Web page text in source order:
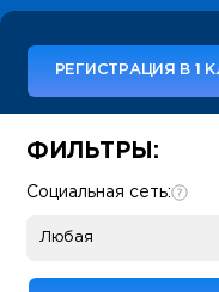
РЕГИСТРАЦИЯ В 1
Some SEO Title
ФИЛЬТРЫ:
Социальная сеть:
Любая